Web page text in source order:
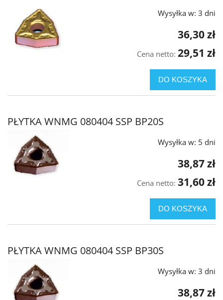
Wysyłka w: 3 dni
36,30 zł
Cena netto: 29,51 zł
DO KOSZYKA
PŁYTKA WNMG 080404 SSP BP20S
Wysyłka w: 5 dni
38,87 zł
Cena netto: 31,60 zł
DO KOSZYKA
PŁYTKA WNMG 080404 SSP BP30S
Wysyłka w: 3 dni
38,87 zł